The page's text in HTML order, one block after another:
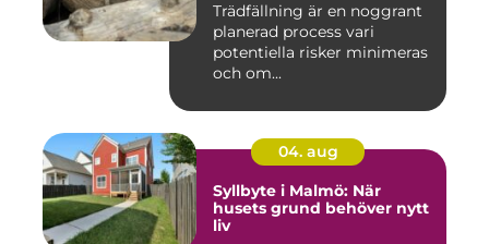
Trädfällning är en noggrant
planerad process vari
potentiella risker minimeras
och om...
04. aug
Syllbyte i Malmö: När
husets grund behöver nytt
liv